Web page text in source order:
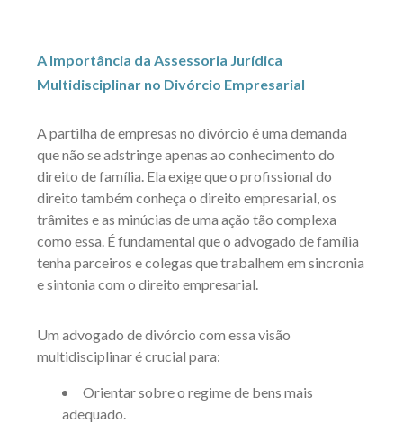
A Importância da Assessoria Jurídica
Multidisciplinar no Divórcio Empresarial
A partilha de empresas no divórcio é uma demanda
que não se adstringe apenas ao conhecimento do
direito de família. Ela exige que o profissional do
direito também conheça o direito empresarial, os
trâmites e as minúcias de uma ação tão complexa
como essa. É fundamental que o advogado de família
tenha parceiros e colegas que trabalhem em sincronia
e sintonia com o direito empresarial.
Um advogado de divórcio com essa visão
multidisciplinar é crucial para:
Orientar sobre o regime de bens mais
adequado.